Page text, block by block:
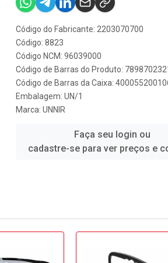
Código do Fabricante: 2203070700
Código: 8823
Código NCM: 96039000
Código de Barras do Produto:
Código de Barras da Caixa:
Embalagem: UN/1
Marca: UNNIR
Faça seu login ou
cadastre-se para ver preços e